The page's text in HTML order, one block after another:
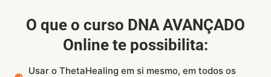
O que o curso DNA AVANÇADO
Online te possibilita:
Usar o ThetaHealing em si mesmo, em todos os